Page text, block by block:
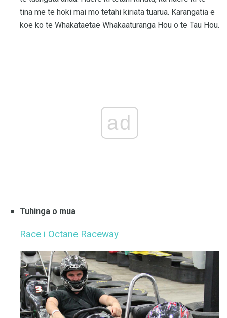
tina me te hoki mai mo tetahi kiriata tuarua. Karangatia e
koe ko te Whakataetae Whakaaturanga Hou o te Tau Hou.
ad
Tuhinga o mua
Race i Octane Raceway